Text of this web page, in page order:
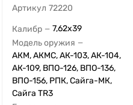
Артикул 72220
Калибр — 7,62x39
Модель оружия —
АКМ, АКМС, АК-103, АК-104,
АК-109, ВПО-126, ВПО-136,
ВПО-156, РПК, Сайга-МК,
Сайга TR3